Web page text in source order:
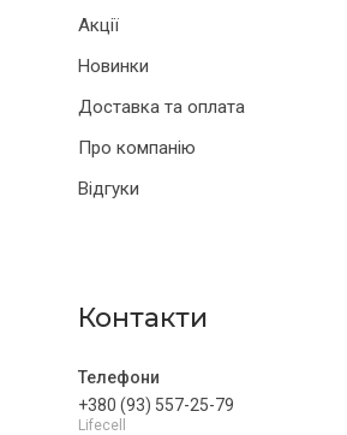
Акції
Новинки
Доставка та оплата
Про компанію
Відгуки
Контакти
+380 (93) 557-25-79
Lifecell